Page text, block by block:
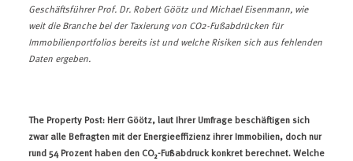
Geschäftsführer Prof. Dr. Robert Göötz und Michael Eisenmann, wie
weit die Branche bei der Taxierung von CO2-Fußabdrücken für
Immobilienportfolios bereits ist und welche Risiken sich aus fehlenden
Daten ergeben.
The Property Post: Herr Göötz, laut Ihrer Umfrage beschäftigen sich
zwar alle Befragten mit der Energieeffizienz ihrer Immobilien, doch nur
rund 54 Prozent haben den CO₂-Fußabdruck konkret berechnet. Welche